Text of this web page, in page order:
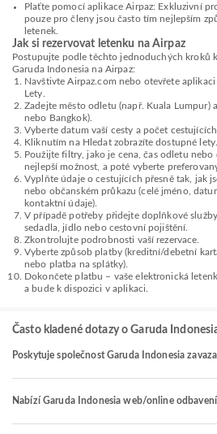
Plaťte pomocí aplikace Airpaz: Exkluzivní
pouze pro členy jsou často tím nejlepším
letenek.
Jak si rezervovat letenku na Airpaz
Postupujte podle těchto jednoduchých kroků
Garuda Indonesia na Airpaz:
Navštivte Airpaz.com nebo otevřete
Lety.
Zadejte město odletu (např. Kuala Lumpur)
nebo Bangkok).
Vyberte datum vaší cesty a počet cestujících.
Kliknutím na Hledat zobrazíte dostupné lety.
Použijte filtry, jako je cena, čas odletu nebo
nejlepší možnost, a poté vyberte
Vyplňte údaje o cestujících přesně tak, jak
nebo občanském průkazu (celé jméno,
kontaktní údaje).
V případě potřeby přidejte doplňkové
sedadla, jídlo nebo cestovní pojištění.
Zkontrolujte podrobnosti vaší rezervace.
Vyberte způsob platby (kreditní/debetní
nebo platba na splátky).
Dokončete platbu – vaše elektronická
a bude k dispozici v aplikaci.
Často kladené dotazy o Garuda
Poskytuje společnost Garuda Indonesia
Nabízí Garuda Indonesia web/online